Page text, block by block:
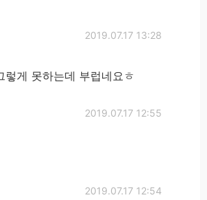
2019.07.17 13:28
게 못하는데 부럽네요ㅎ
2019.07.17 12:55
2019.07.17 12:54